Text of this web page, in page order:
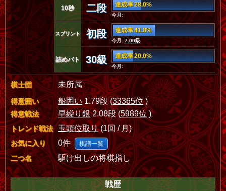
10秒 二段 達成率 28.0%
今月:
スプリント 初段 達成率 41.8%
今月:7.00級
詰めバト 30級 達成率 20.0%
今月:
棋士団 未所属
得意囲い 船囲い1.79段 (33365位)
得意戦法 早繰り銀2.08段 (5989位 )
トレンド戦法 玉頭位取り(1回 / 月)
お気に入り 0件 棋譜一覧
二つ名 駆け出しの将棋指し
戦歴